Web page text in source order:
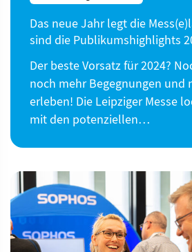
Das neue Jahr legt die
sind die Publikumshighlights
Der beste Vorsatz für 2024?
noch mehr Begegnungen und
erleben! Die Leipziger Messe
mit den potenziellen…